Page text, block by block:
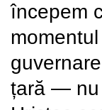
începem
țară — nu